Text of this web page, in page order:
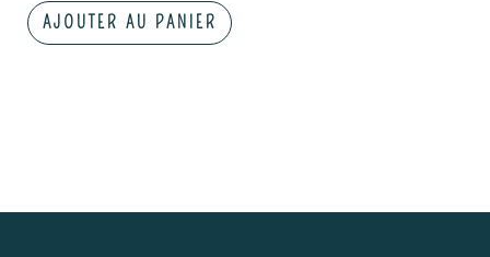
AJOUTER AU PANIER